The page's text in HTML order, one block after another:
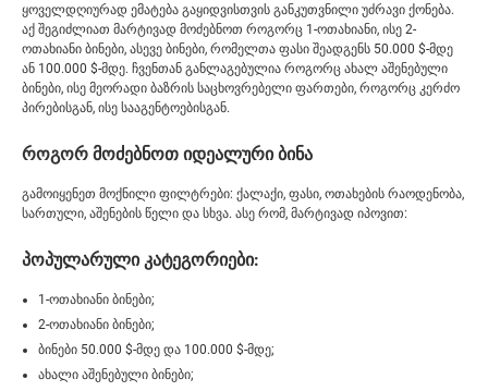
ყოველდღიურად ემატება გაყიდვისთვის განკუთვნილი უძრავი ქონება.
აქ შეგიძლიათ მარტივად მოძებნოთ როგორც 1-ოთახიანი, ისე 2-
ოთახიანი ბინები, ასევე ბინები, რომელთა ფასი შეადგენს 50.000 $-მდე
ან 100.000 $-მდე. ჩვენთან განლაგებულია როგორც ახალ აშენებული
ბინები, ისე მეორადი ბაზრის საცხოვრებელი ფართები, როგორც კერძო
პირებისგან, ისე სააგენტოებისგან.
როგორ მოძებნოთ იდეალური ბინა
გამოიყენეთ მოქნილი ფილტრები: ქალაქი, ფასი, ოთახების რაოდენობა,
სართული, აშენების წელი და სხვა. ასე რომ, მარტივად იპოვით:
პოპულარული კატეგორიები:
1-ოთახიანი ბინები;
2-ოთახიანი ბინები;
ბინები 50.000 $-მდე და 100.000 $-მდე;
ახალი აშენებული ბინები;